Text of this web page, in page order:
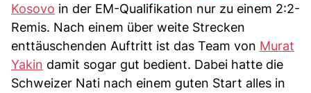
Kosovo in der EM-Qualifikation nur zu einem 2:2-
Remis. Nach einem über weite Strecken
enttäuschenden Auftritt ist das Team von Murat
Yakin damit sogar gut bedient. Dabei hatte die
Schweizer Nati nach einem guten Start alles in